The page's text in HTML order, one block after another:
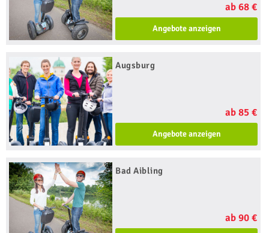
ab 68 €
Angebote anzeigen
Augsburg
ab 85 €
Angebote anzeigen
Bad Aibling
ab 90 €